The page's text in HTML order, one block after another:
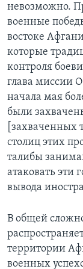
невозможно.
военные
востоке
которые
контроля
глава миссии
начала мая
были
[захваченных
столиц этих
талибы
атаковать эти
вывода
В общей
территории
военных